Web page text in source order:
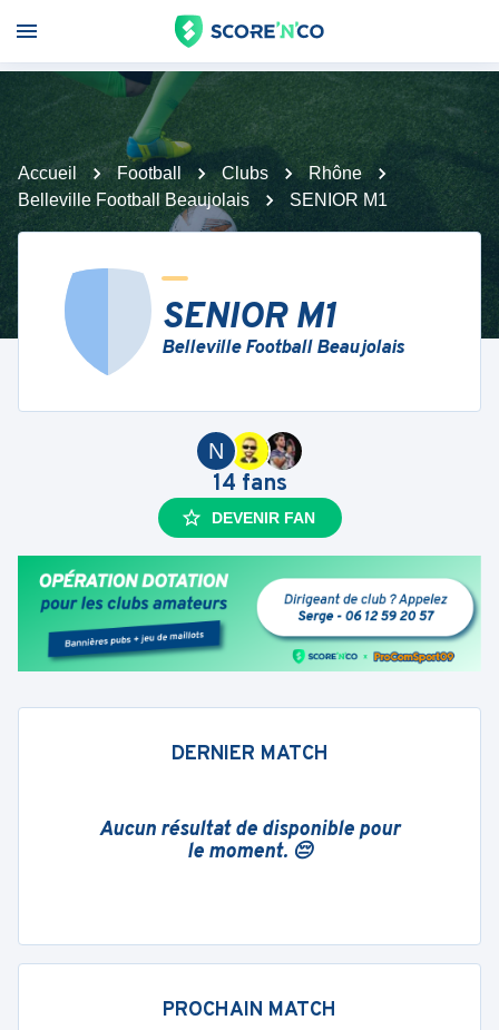
Accueil Football Clubs
Rhône
Belleville Football Beaujolais
SENIOR M1
SENIOR M1
Belleville Football Beaujolais
N
14 fans
DEVENIR FAN
DERNIER MATCH
Aucun résultat de disponible pour
le moment. 😔
PROCHAIN MATCH